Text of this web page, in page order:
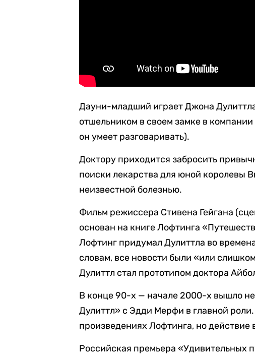
Дауни-младший играет Джона
отшельником в своем замке в
он умеет разговаривать).
Доктору приходится забросить
поиски лекарства для юной королевы
неизвестной болезнью.
Фильм режиссера Стивена Гейгана
основан на книге Лофтинга
Лофтинг придумал Дулиттла во
словам, все новости были «или
Дулиттл стал прототипом доктора
В конце 90-х — начале 2000-х вышло
Дулиттл» с Эдди Мерфи в главной
произведениях Лофтинга, но
Российская премьера «Удивительных